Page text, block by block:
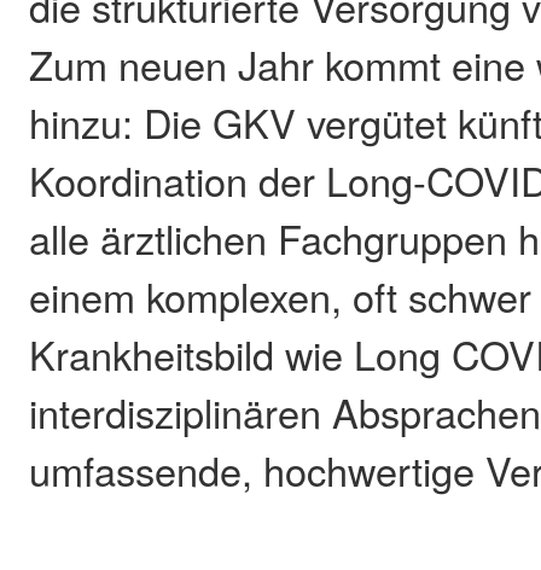
Zum neuen Jahr kommt
hinzu: Die GKV vergütet
Koordination der Long-
alle ärztlichen Fachgruppen
einem komplexen, oft
Krankheitsbild wie Long
interdisziplinären
umfassende, hochwertige